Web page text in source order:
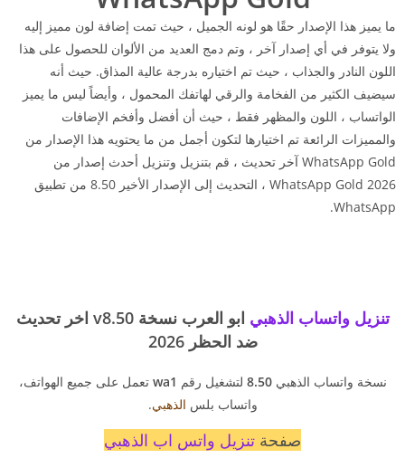
ما يميز هذا الإصدار حقًا هو لونه الجميل ، حيث تمت إضافة لون مميز إليه
ولا يتوفر في أي إصدار آخر ، وتم دمج العديد من الألوان للحصول على هذا
اللون النادر والجذاب ، حيث تم اختياره بدرجة عالية المذاق. حيث أنه
سيضيف الكثير من الفخامة والرقي لهاتفك المحمول ، وأيضاً ليس ما يميز
الواتساب ، اللون والمظهر فقط ، حيث أن أفضل وأفخم الإضافات
والمميزات الرائعة تم اختيارها لتكون أجمل من ما يحتويه هذا الإصدار من
WhatsApp Gold آخر تحديث ، قم بتنزيل وتنزيل أحدث إصدار من
WhatsApp Gold 2026 ، التحديث إلى الإصدار الأخير 8.50 من تطبيق
WhatsApp.
تنزيل واتساب الذهبي
ابو العرب نسخة v8.50 اخر تحديث
ضد الحظر 2026
نسخة واتساب الذهبي8.50 لتشغيل رقم wa1 تعمل على جميع الهواتف،
واتساب بلس الذهبي.
صفحة تنزيل واتس اب الذهبي